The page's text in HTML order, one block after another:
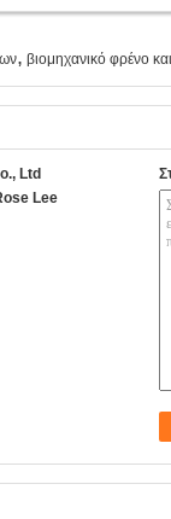
, βιομηχανικό φρένο
Ltd
Lee